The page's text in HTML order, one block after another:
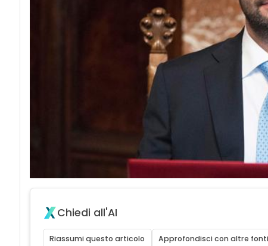
Chiedi all'AI
Riassumi questo articolo Approfondisci con altre fonti